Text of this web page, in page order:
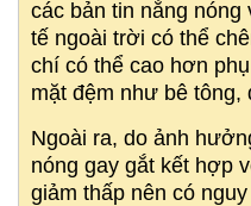
các bản tin nắng
tế ngoài trời có thể
chí có thể cao hơn
mặt đệm như bê
Ngoài ra, do ảnh
nóng gay gắt kết hợp
giảm thấp nên có